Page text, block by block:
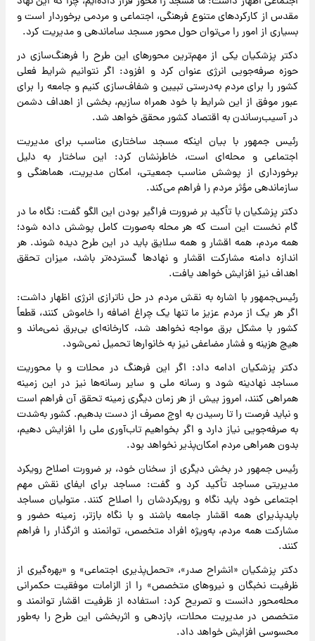
مقدس از کارکردهای متنوع فرهنگی، اجتماعی و مردمی برخوردار است و
بسیاری از امور را می‌توان حول محور مسجد ساماندهی و مدیریت کرد.
دکتر پزشکیان یکی از مهم‌ترین محورهای این طرح را فرهنگ‌سازی در
حوزه صرفه‌جویی انرژی عنوان کرد و افزود: اگر نتوانیم شرایط فعلی
کشور را برای مردم به‌درستی تبیین و شفاف‌سازی کنیم و جامعه را برای
عبور موفق از این شرایط با خود همراه سازیم، بخشی از اهداف دشمن
در آسیب‌رساندن به اقتصاد کشور محقق خواهد شد.
رئیس جمهور با بیان اینکه مسجد ساختاری مناسب برای مدیریت
اجتماعی و محله‌ای است، خاطرنشان کرد: این ساختار به دلیل
برخورداری از پوشش مناسب جمعیتی، امکان مدیریت، هماهنگی و
سازماندهی مؤثر مردم را فراهم می‌کند.
دکتر پزشکیان با تأکید بر ضرورت فراگیر بودن این الگو گفت: نگاه ما در
گام نخست این است که هر محله به‌صورت کامل پوشش داده شود؛
همه مردم، همه اقشار و همه سلایق باید در این طرح دیده شوند. هر
اندازه دامنه مشارکت اقشار و نهادها گسترده‌تر باشد، میزان تحقق
اهداف نیز افزایش خواهد یافت.
رئیس‌جمهور با اشاره به نقش مردم در حل ناترازی انرژی اظهار داشت:
اگر هر یک از مردم عزیز ما تنها یک چراغ اضافه را خاموش کنند، قطعاً
کشور با مشکل برق مواجه نخواهد شد، کارخانه‌ای بی‌برق نمی‌ماند و
هیچ هزینه و فشار مضاعفی نیز به خانوارها تحمیل نمی‌شود.
دکتر پزشکیان ادامه داد: اگر این فرهنگ در محلات و با محوریت
مساجد نهادینه شود و رسانه ملی و سایر رسانه‌ها نیز در این زمینه
همراهی کنند، امروز بیش از هر زمان دیگری زمینه تحقق آن فراهم است
و نباید فرصت را تا رسیدن به اوج مصرف از دست بدهیم. کشور به‌شدت
به صرفه‌جویی نیاز دارد و اگر بخواهیم تاب‌آوری ملی را افزایش دهیم،
بدون همراهی مردم امکان‌پذیر نخواهد بود.
رئیس جمهور در بخش دیگری از سخنان خود، بر ضرورت اصلاح رویکرد
مدیریتی مساجد تأکید کرد و گفت: مساجد برای ایفای نقش مهم
اجتماعی خود باید نگاه و رویکردشان را اصلاح کنند. متولیان مساجد
باید‌پذیرای همه اقشار جامعه باشند و با نگاه بازتر، زمینه حضور و
مشارکت همه مردم، به‌ویژه افراد متخصص، توانمند و اثرگذار را فراهم
کنند.
دکتر پزشکیان «انشراح صدر»، «تحمل‌پذیری اجتماعی» و «بهره‌گیری از
ظرفیت نخبگان و نیروهای متخصص» را از الزامات موفقیت حکمرانی
محله‌محور دانست و تصریح کرد: استفاده از ظرفیت اقشار توانمند و
متخصص در مدیریت محلات، بازدهی و اثربخشی این طرح را به‌طور
محسوسی افزایش خواهد داد.